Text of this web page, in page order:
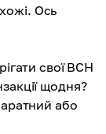
Ось
свої BCH
щодня?
або